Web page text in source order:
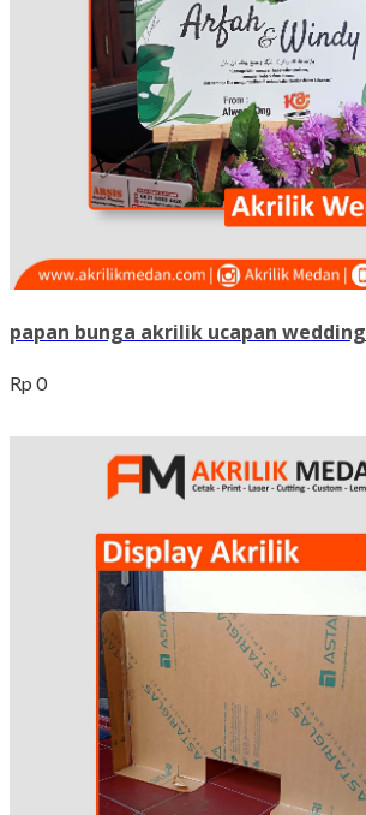
papan bunga akrilik ucapan wedding
Rp 0